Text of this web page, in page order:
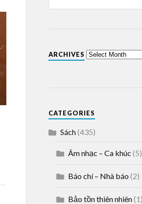
ARCHIVES
CATEGORIES
Sách(435)
Âm nhạc – Ca khúc (5)
Báo chí – Nhà báo (2)
Bảo tồn thiên nhiên(1)